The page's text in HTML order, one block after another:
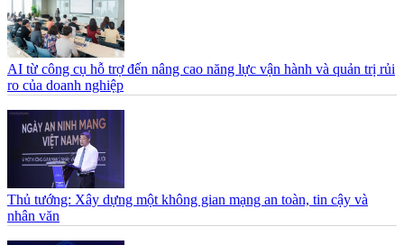
AI từ công cụ hỗ trợ đến nâng cao năng lực vận hành và quản trị rủi
ro của doanh nghiệp
Thủ tướng: Xây dựng một không gian mạng an toàn, tin cậy và
nhân văn